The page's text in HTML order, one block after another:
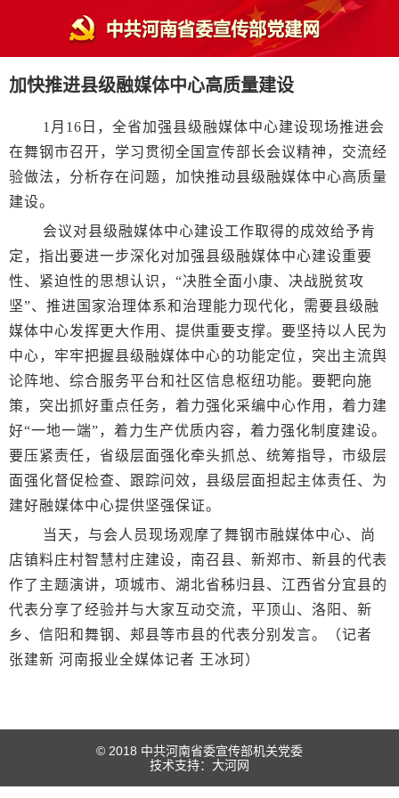
加快推进县级融媒体中心高质量建设
1月16日，全省加强县级融媒体中心建设现场推进会
在舞钢市召开，学习贯彻全国宣传部长会议精神，交流经
验做法，分析存在问题，加快推动县级融媒体中心高质量
建设。
会议对县级融媒体中心建设工作取得的成效给予肯
定，指出要进一步深化对加强县级融媒体中心建设重要
性、紧迫性的思想认识，“决胜全面小康、决战脱贫攻
坚”、推进国家治理体系和治理能力现代化，需要县级融
媒体中心发挥更大作用、提供重要支撑。要坚持以人民为
中心，牢牢把握县级融媒体中心的功能定位，突出主流舆
论阵地、综合服务平台和社区信息枢纽功能。要靶向施
策，突出抓好重点任务，着力强化采编中心作用，着力建
好“一地一端”，着力生产优质内容，着力强化制度建设。
要压紧责任，省级层面强化牵头抓总、统筹指导，市级层
面强化督促检查、跟踪问效，县级层面担起主体责任、为
建好融媒体中心提供坚强保证。
当天，与会人员现场观摩了舞钢市融媒体中心、尚
店镇料庄村智慧村庄建设，南召县、新郑市、新县的代表
作了主题演讲，项城市、湖北省秭归县、江西省分宜县的
代表分享了经验并与大家互动交流，平顶山、洛阳、新
乡、信阳和舞钢、郏县等市县的代表分别发言。（记者
张建新 河南报业全媒体记者 王冰珂）
© 2018 中共河南省委宣传部机关党委
技术支持： 大河网